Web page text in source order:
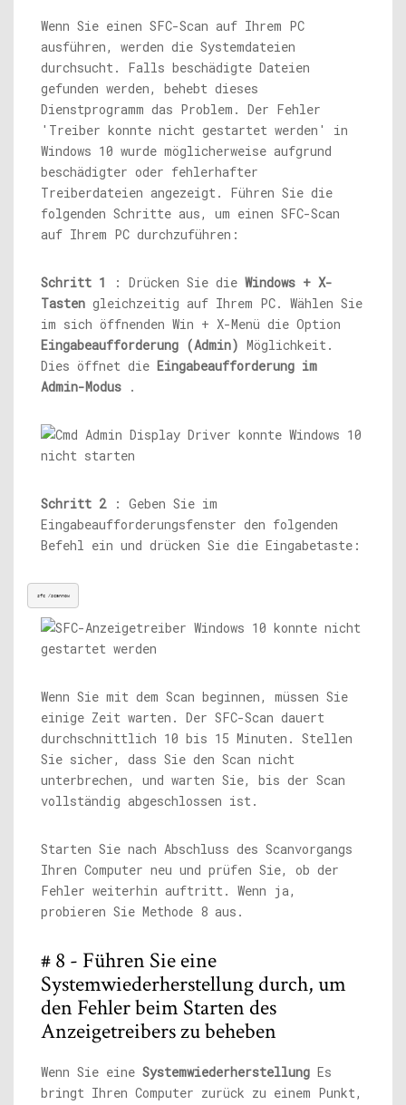
Wenn Sie einen SFC-Scan auf Ihrem PC
ausführen, werden die Systemdateien
durchsucht. Falls beschädigte Dateien
gefunden werden, behebt dieses
Dienstprogramm das Problem. Der Fehler
'Treiber konnte nicht gestartet werden' in
Windows 10 wurde möglicherweise aufgrund
beschädigter oder fehlerhafter
Treiberdateien angezeigt. Führen Sie die
folgenden Schritte aus, um einen SFC-Scan
auf Ihrem PC durchzuführen:
Schritt 1 : Drücken Sie die Windows + X-
Tasten gleichzeitig auf Ihrem PC. Wählen Sie
im sich öffnenden Win + X-Menü die Option
Eingabeaufforderung (Admin) Möglichkeit.
Dies öffnet die Eingabeaufforderung im
Admin-Modus .
Schritt 2: Geben Sie im
Eingabeaufforderungsfenster den folgenden
Befehl ein und drücken Sie die Eingabetaste:
sfc /scannow
Wenn Sie mit dem Scan beginnen, müssen Sie
einige Zeit warten. Der SFC-Scan dauert
durchschnittlich 10 bis 15 Minuten. Stellen
Sie sicher, dass Sie den Scan nicht
unterbrechen, und warten Sie, bis der Scan
vollständig abgeschlossen ist.
Starten Sie nach Abschluss des Scanvorgangs
Ihren Computer neu und prüfen Sie, ob der
Fehler weiterhin auftritt. Wenn ja,
probieren Sie Methode 8 aus.
# 8 - Führen Sie eine
Systemwiederherstellung durch, um
den Fehler beim Starten des
Anzeigetreibers zu beheben
Wenn Sie eine Systemwiederherstellung Es
bringt Ihren Computer zurück zu einem Punkt,